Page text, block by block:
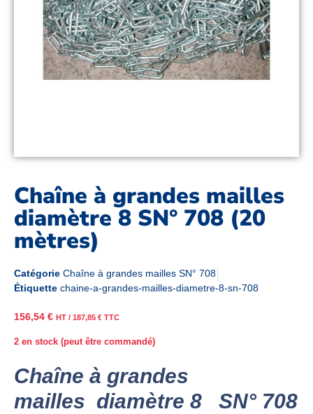
Chaîne à grandes mailles
diamètre 8 SN° 708 (20
mètres)
Catégorie Chaîne à grandes mailles SN° 708
Étiquette chaine-a-grandes-mailles-diametre-8-sn-708
156,54 € HT / 187,85 € TTC
2 en stock (peut être commandé)
Chaîne à grandes
mailles diamètre 8 SN° 708